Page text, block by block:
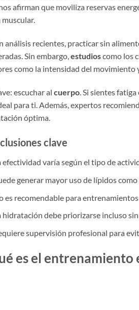
afirman que moviliza reservas
muscular.
análisis recientes, practicar sin
Sin embargo,estudioscomo los
como la intensidad del movimiento
escuchar al cuerpo . Si sientes
para ti. Además, expertos
óptima.
clave
efectividad varía según el tipo de
generar mayor uso de lípidos
es recomendable para
hidratación debe priorizarse incluso
supervisión profesional para
es el entrenamiento